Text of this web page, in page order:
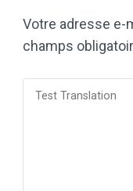
Votre adresse e-
champs